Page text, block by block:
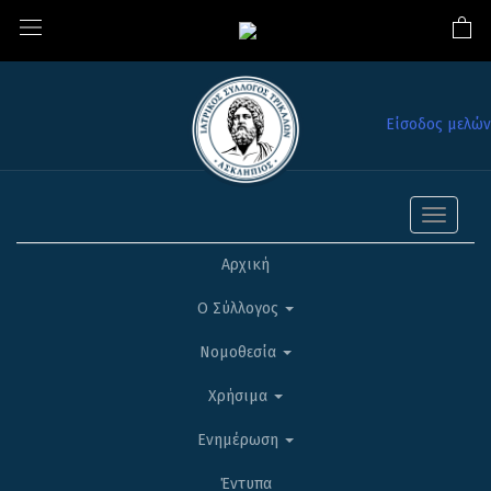
Είσοδος μελών
Toggle
Αρχική
Ο Σύλλογος
Νομοθεσία
Χρήσιμα
Ενημέρωση
Έντυπα